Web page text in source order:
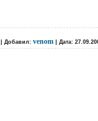
Добавил: venom Дата: